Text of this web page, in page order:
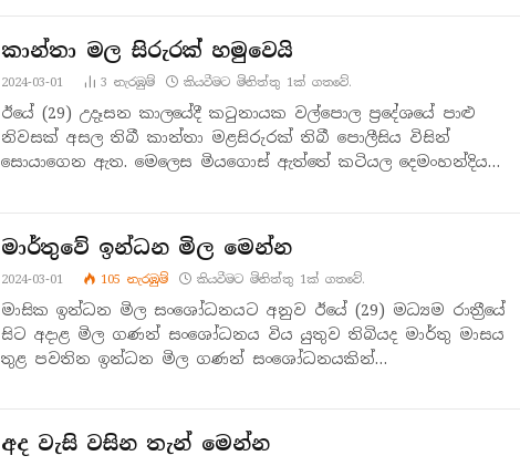
කාන්තා මල සිරුරක් හමුවෙයි
2024-03-01 3නැරඹු​ම් කියවීමට මිනිත්තු 1ක් ගතවේ.
ඊයේ (29) උදෑසන කාලයේදී කටුනායක වල්පොල ප්‍රදේශයේ පාළු
නිවසක් අසල තිබී කාන්තා මළසිරුරක් තිබී පොලීසිය විසින්
සොයාගෙන ඇත. මෙලෙස මියගොස් ඇත්තේ කටියල දෙමංහන්දිය
මාර්තුවේ ඉන්ධන මිල මෙන්න
2024-03-01 105නැරඹු​ම් කියවීමට මිනිත්තු 1ක් ගතවේ.
මාසික ඉන්ධන මිල සංශෝධනයට අනුව ඊයේ (29) මධ්‍යම රාත්‍රීයේ
සිට අදාළ මිල ගණන් සංශෝධනය විය යුතුව තිබියද මාර්තු මාසය
තුළ පවතින ඉන්ධන මිල ගණන් සංශෝධනයකින්…
අද වැසි වසින තැන් මෙන්න